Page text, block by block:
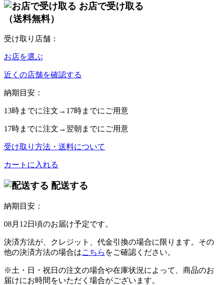
お店で受け取る
（送料無料）
受け取り店舗：
お店を選ぶ
近くの店舗を確認する
納期目安：
13時までに注文→ 17時までにご用意
17時までに注文→ 翌朝 までにご用意
受け取り方法・送料について
カートに入れる
配送する
納期目安：
08月12日頃のお届け予定です。
決済方法が、クレジット、代金引換の場合に限ります。その
他の決済方法の場合はこちら をご確認ください。
※土・日・祝日の注文の場合や在庫状況によって、商品のお
届けにお時間をいただく場合がございます。